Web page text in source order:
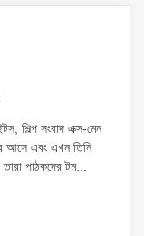
মেন
শিল্প সংবাদ এক্স-মেন
আসে এবং এখন তিনি
পাঠকদের টম...